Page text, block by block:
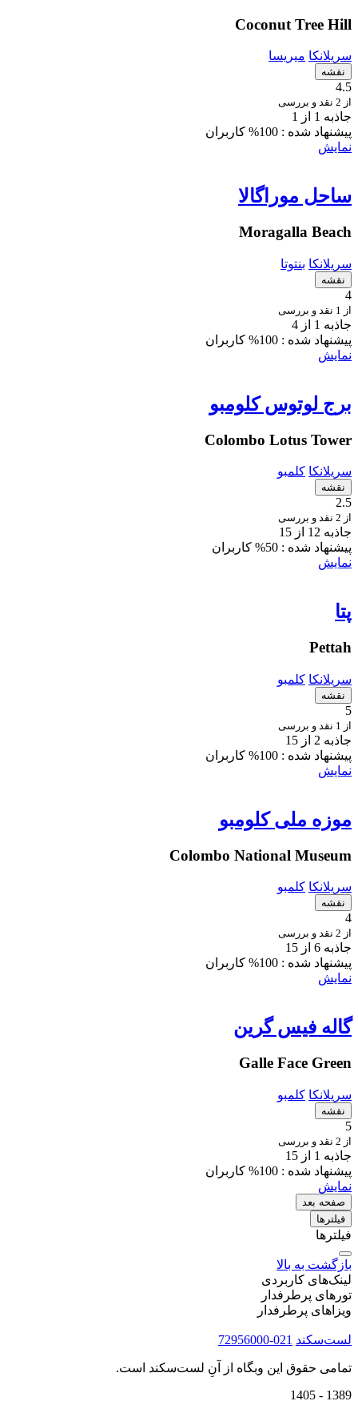
Coconut Tree Hill
سریلانکا میریسا
نقشه
4.5
از 2 نقد و بررسی
جاذبه 1 از 1
پیشنهاد شده : 100% کاربران
نمایش
ساحل موراگالا
Moragalla Beach
سریلانکا بنتوتا
نقشه
4
از 1 نقد و بررسی
جاذبه 1 از 4
پیشنهاد شده : 100% کاربران
نمایش
برج لوتوس کلومبو
Colombo Lotus Tower
سریلانکا کلمبو
نقشه
2.5
از 2 نقد و بررسی
جاذبه 12 از 15
پیشنهاد شده : 50% کاربران
نمایش
پتا
Pettah
سریلانکا کلمبو
نقشه
5
از 1 نقد و بررسی
جاذبه 2 از 15
پیشنهاد شده : 100% کاربران
نمایش
موزه ملی کلومبو
Colombo National Museum
سریلانکا کلمبو
نقشه
4
از 2 نقد و بررسی
جاذبه 6 از 15
پیشنهاد شده : 100% کاربران
نمایش
گاله فیس گرین
Galle Face Green
سریلانکا کلمبو
نقشه
5
از 2 نقد و بررسی
جاذبه 1 از 15
پیشنهاد شده : 100% کاربران
نمایش
صفحه بعد
فیلتر‌ها
فیلترها
بازگشت به بالا
لینک‌های کاربردی
تورهای پرطرفدار
ویزاهای پرطرفدار
لست‌سکند 021-72956000
تمامی حقوق این وبگاه از آنِ لست‌سکند است.
1389 - 1405